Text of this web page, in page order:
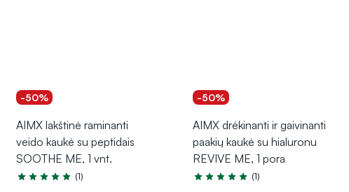
-50%
AIMX lakštinė raminanti
veido kaukė su peptidais
SOOTHE ME, 1 vnt.
Įvertinimas 5.0 iš 5
(1)
-50%
AIMX drėkinanti ir gaivinanti
paakių kaukė su hialuronu
REVIVE ME, 1 pora
Įvertinimas 5.0 iš 5
(1)